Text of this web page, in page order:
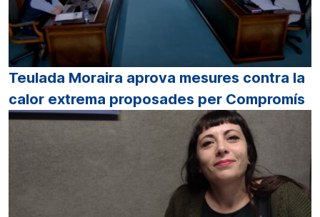
Teulada Moraira aprova mesures contra la
calor extrema proposades per Compromís